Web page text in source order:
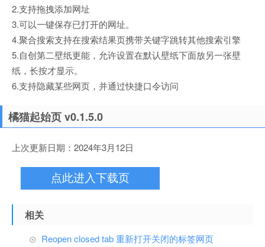
2.支持拖拽添加网址
3.可以一键保存已打开的网址。
4.聚合搜索支持在搜索结果页携带关键字跳转其他搜索引擎
5.自创第二壁纸更能，允许设置在默认壁纸下面放另一张壁
纸，长按才显示。
6.支持隐藏某些网页，并通过快捷口令访问
橘猫起始页 v0.1.5.0
上次更新日期：2024年3月12日
点此进入下载页
相关
Reopen closed tab 重新打开关闭的标签网页